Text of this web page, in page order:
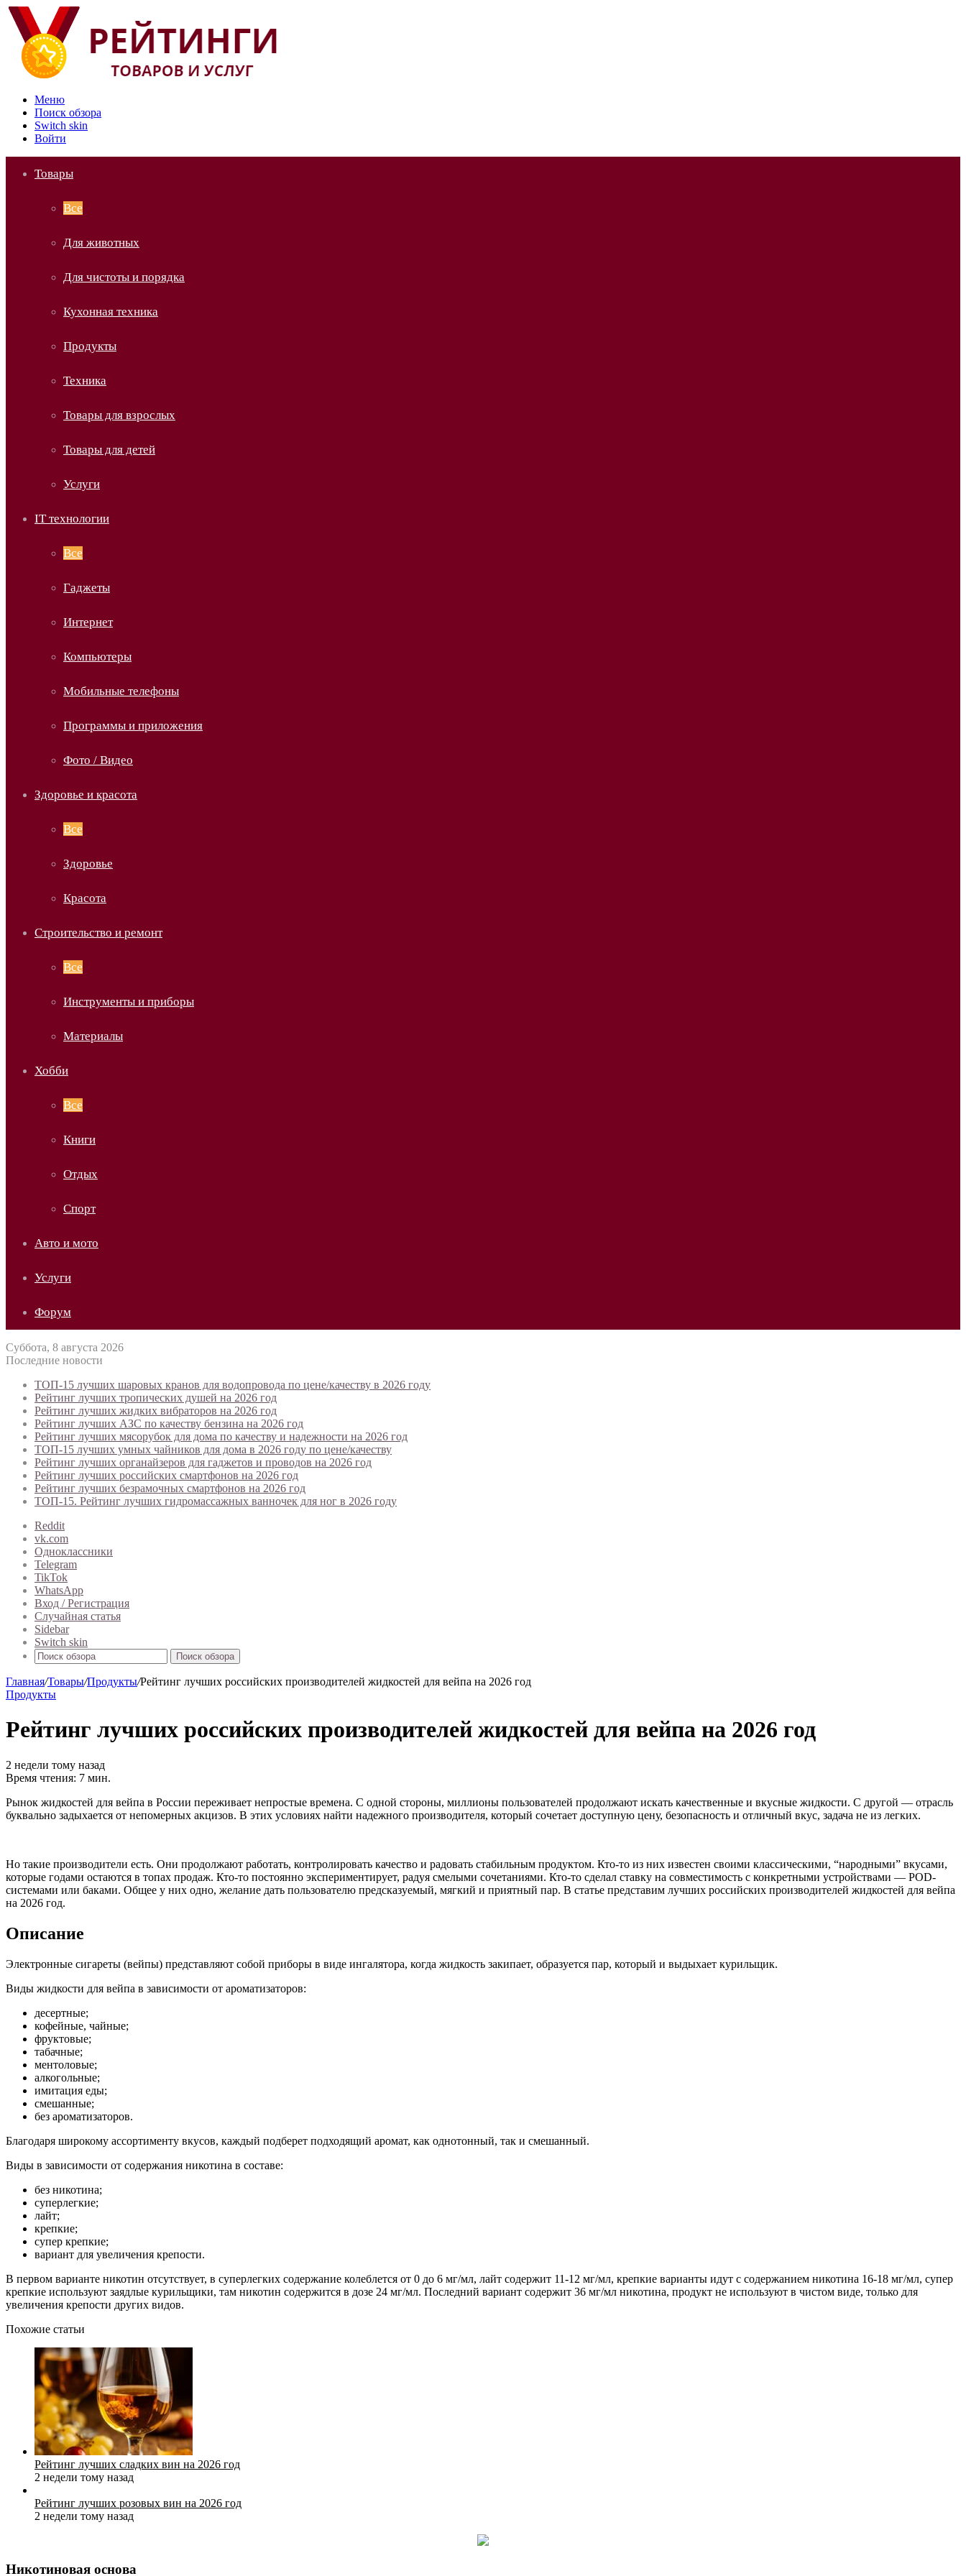
Меню
Поиск обзора
Switch skin
Войти
Товары
Все
Для животных
Для чистоты и порядка
Кухонная техника
Продукты
Техника
Товары для взрослых
Товары для детей
Услуги
IT технологии
Все
Гаджеты
Интернет
Компьютеры
Мобильные телефоны
Программы и приложения
Фото / Видео
Здоровье и красота
Все
Здоровье
Красота
Строительство и ремонт
Все
Инструменты и приборы
Материалы
Хобби
Все
Книги
Отдых
Спорт
Авто и мото
Услуги
Форум
Суббота, 8 августа 2026
Последние новости
ТОП-15 лучших шаровых кранов для водопровода по цене/качеству в 2026 году
Рейтинг лучших тропических душей на 2026 год
Рейтинг лучших жидких вибраторов на 2026 год
Рейтинг лучших АЗС по качеству бензина на 2026 год
Рейтинг лучших мясорубок для дома по качеству и надежности на 2026 год
ТОП-15 лучших умных чайников для дома в 2026 году по цене/качеству
Рейтинг лучших органайзеров для гаджетов и проводов на 2026 год
Рейтинг лучших российских смартфонов на 2026 год
Рейтинг лучших безрамочных смартфонов на 2026 год
ТОП-15. Рейтинг лучших гидромассажных ванночек для ног в 2026 году
Reddit
vk.com
Одноклассники
Telegram
TikTok
WhatsApp
Вход / Регистрация
Случайная статья
Sidebar
Switch skin
Поиск обзора
Главная/Товары/Продукты/Рейтинг лучших российских производителей жидкостей для вейпа на 2026 год
Продукты
Рейтинг лучших российских производителей жидкостей для вейпа на 2026 год
2 недели тому назад
Время чтения: 7 мин.
Рынок жидкостей для вейпа в России переживает непростые времена. С одной стороны, миллионы пользователей продолжают искать качественные и вкусные жидкости. С другой — отрасль
буквально задыхается от непомерных акцизов. В этих условиях найти надежного производителя, который сочетает доступную цену, безопасность и отличный вкус, задача не из легких.
Но такие производители есть. Они продолжают работать, контролировать качество и радовать стабильным продуктом. Кто-то из них известен своими классическими, “народными” вкусами,
которые годами остаются в топах продаж. Кто-то постоянно экспериментирует, радуя смелыми сочетаниями. Кто-то сделал ставку на совместимость с конкретными устройствами — POD-
системами или баками. Общее у них одно, желание дать пользователю предсказуемый, мягкий и приятный пар. В статье представим лучших российских производителей жидкостей для вейпа
на 2026 год.
Описание
Электронные сигареты (вейпы) представляют собой приборы в виде ингалятора, когда жидкость закипает, образуется пар, который и выдыхает курильщик.
Виды жидкости для вейпа в зависимости от ароматизаторов:
десертные;
кофейные, чайные;
фруктовые;
табачные;
ментоловые;
алкогольные;
имитация еды;
смешанные;
без ароматизаторов.
Благодаря широкому ассортименту вкусов, каждый подберет подходящий аромат, как однотонный, так и смешанный.
Виды в зависимости от содержания никотина в составе:
без никотина;
суперлегкие;
лайт;
крепкие;
супер крепкие;
вариант для увеличения крепости.
В первом варианте никотин отсутствует, в суперлегких содержание колеблется от 0 до 6 мг/мл, лайт содержит 11-12 мг/мл, крепкие варианты идут с содержанием никотина 16-18 мг/мл, супер
крепкие используют заядлые курильщики, там никотин содержится в дозе 24 мг/мл. Последний вариант содержит 36 мг/мл никотина, продукт не используют в чистом виде, только для
увеличения крепости других видов.
Похожие статьи
Рейтинг лучших сладких вин на 2026 год
2 недели тому назад
Рейтинг лучших розовых вин на 2026 год
2 недели тому назад
Никотиновая основа